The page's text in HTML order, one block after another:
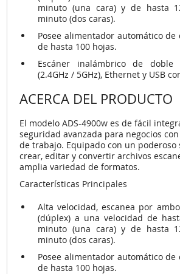
minuto (una cara) y de hasta
minuto (dos caras).
Posee alimentador automático de
de hasta 100 hojas.
Escáner inalámbrico de doble
(2.4GHz / 5GHz), Ethernet y USB
ACERCA DEL PRODUCTO
El modelo ADS-4900w es de fácil
seguridad avanzada para negocios
de trabajo. Equipado con un poderoso
crear, editar y convertir archivos
amplia variedad de formatos.
Características Principales
Alta velocidad, escanea por
(dúplex) a una velocidad de
minuto (una cara) y de hasta
minuto (dos caras).
Posee alimentador automático de
de hasta 100 hojas.